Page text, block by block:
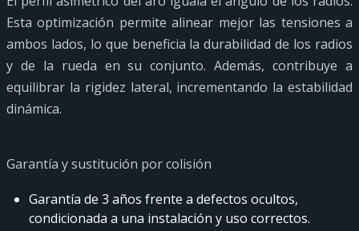
Esta optimización permite alinear mejor las tensiones a
ambos lados, lo que beneficia la durabilidad de los radios
y de la rueda en su conjunto. Además, contribuye a
equilibrar la rigidez lateral, incrementando la estabilidad
dinámica.
Garantía y sustitución por colisión
Garantía de 3 años frente a defectos ocultos,
condicionada a una instalación y uso correctos.